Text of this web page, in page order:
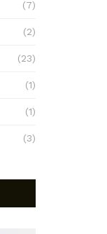
(7)
(2)
(23)
(1)
(1)
(3)